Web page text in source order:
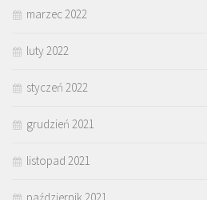
marzec 2022
luty 2022
styczeń 2022
grudzień 2021
listopad 2021